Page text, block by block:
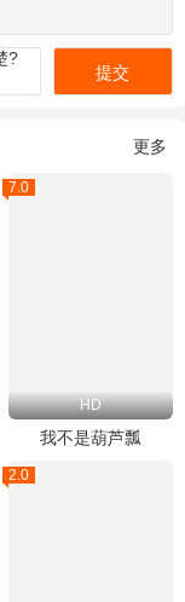
提交
更多
7.0
HD
我不是葫芦瓢
2.0